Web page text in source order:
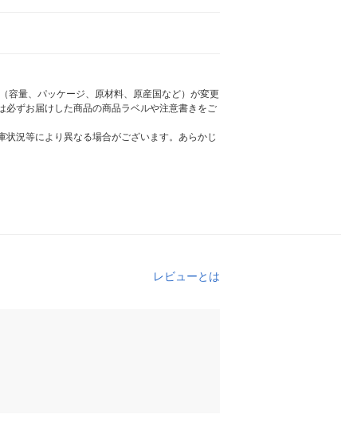
容量、パッケージ、原材料、原産国など）が変更
ずお届けした商品の商品ラベルや注意書きをご
況等により異なる場合がございます。あらかじ
レビューとは